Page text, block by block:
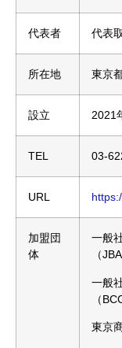
代表者 代表
所在地 東京
設立 2021
TEL 03-
URL
加盟団
体
一般
（JBA
一般
（
東京